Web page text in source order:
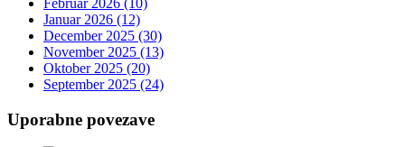
Februar 2026 (10)
Januar 2026 (12)
December 2025 (30)
November 2025 (13)
Oktober 2025 (20)
September 2025 (24)
Uporabne povezave